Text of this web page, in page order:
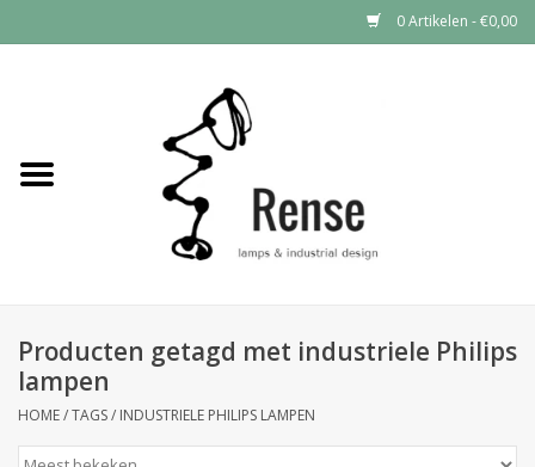
0 Artikelen - €0,00
Industrial lamps
Producten getagd met industriele Philips
lampen
HOME/TAGS/ INDUSTRIELE PHILIPS LAMPEN